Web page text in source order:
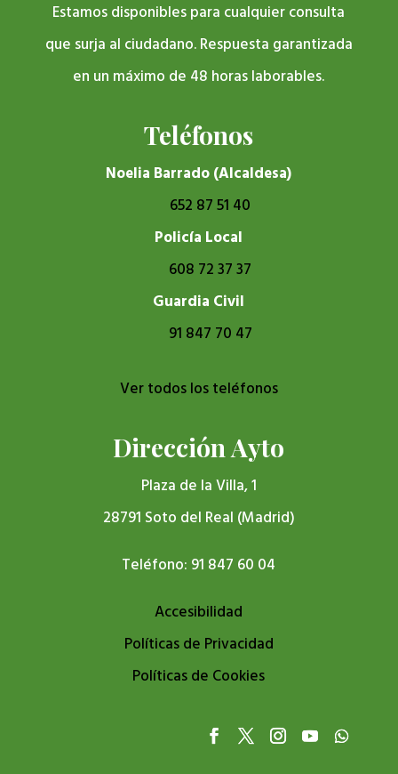
Estamos disponibles para cualquier consulta
que surja al ciudadano. Respuesta garantizada
en un máximo de 48 horas laborables.
Teléfonos
Noelia Barrado (Alcaldesa)
652 87 51 40
Policía Local
608 72 37 37
Guardia Civil
91 847 70 47
Ver todos los teléfonos
Dirección Ayto
Plaza de la Villa, 1
28791 Soto del Real (Madrid)
Teléfono: 91 847 60 04
Accesibilidad
Políticas de Privacidad
Políticas de Cookies